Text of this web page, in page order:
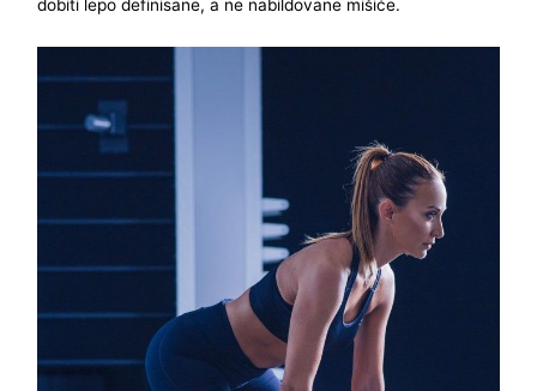
dobiti lepo definisane, a ne nabildovane mišiće.